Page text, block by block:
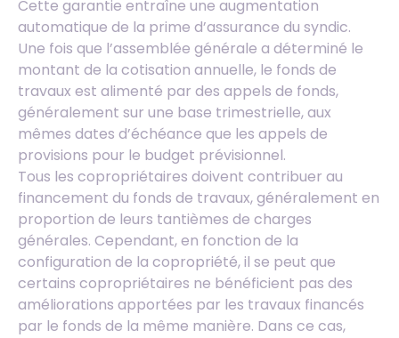
Cette garantie entraîne une augmentation
automatique de la prime d’assurance du syndic.
Une fois que l’assemblée générale a déterminé le
montant de la cotisation annuelle, le fonds de
travaux est alimenté par des appels de fonds,
généralement sur une base trimestrielle, aux
mêmes dates d’échéance que les appels de
provisions pour le budget prévisionnel.
Tous les copropriétaires doivent contribuer au
financement du fonds de travaux, généralement en
proportion de leurs tantièmes de charges
générales. Cependant, en fonction de la
configuration de la copropriété, il se peut que
certains copropriétaires ne bénéficient pas des
améliorations apportées par les travaux financés
par le fonds de la même manière. Dans ce cas,